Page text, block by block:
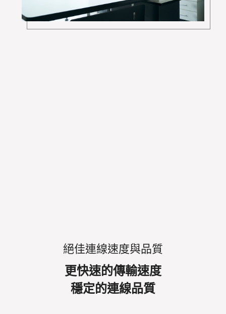
絕佳連線速度與品質
更快速的傳輸速度
穩定的連線品質